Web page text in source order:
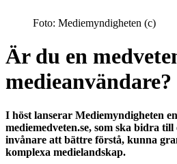
Foto: Mediemyndigheten (c)
Är du en
medieanvändare?
I höst lanserar Mediemyndigheten
mediemedveten.se, som ska bidra
invånare att bättre förstå, kunna
komplexa medielandskap.